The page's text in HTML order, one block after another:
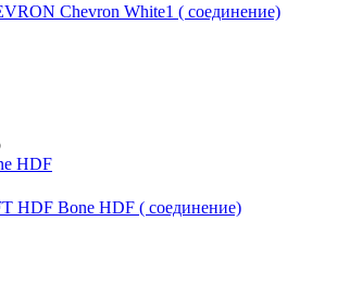
Chevron White1 ( соединение)
HDF Bone HDF ( соединение)